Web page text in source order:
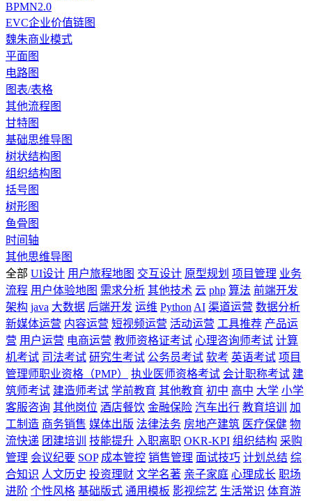
BPMN2.0
EVC企业价值链图
魏朱商业模式
平面图
电路图
图表/表格
其他流程图
甘特图
基础思维导图
树状结构图
组织结构图
括号图
树形图
鱼骨图
时间轴
其他思维导图
全部 UI设计 用户旅程地图 交互设计 原型规划 项目管理 业务
流程 用户体验地图 需求分析 其他技术 云 php 算法 前端开发
架构 java 大数据 后端开发 运维 Python AI 渠道运营 数据分析
新媒体运营 内容运营 短视频运营 活动运营 工具推荐 产品运
营 用户运营 电商运营 教师资格证考试 心理咨询师考试 计算
机考试 司法考试 研究生考试 公务员考试 软考 英语考试 项目
管理师职业资格（PMP）
执业医师资格考试 会计职称考试 建
筑师考试 建造师考试 学前教育 其他教育 初中 高中 大学 小学
客服咨询 其他岗位 酒店餐饮 金融保险 汽车出行 教育培训
加
工制造 商务销售 媒体出版 法律法务 房地产建筑 医疗保健 物
流快递 团建培训 技能提升 入职离职 OKR-KPI 组织结构 采购
管理 会议纪要 SOP 成本管控 销售管理 面试技巧 计划总结 综
合知识 人文历史 投资理财 文学名著 亲子家庭 心理成长 职场
进阶 个性风格 基础版式 通用模板 影视综艺 生活常识 体育游